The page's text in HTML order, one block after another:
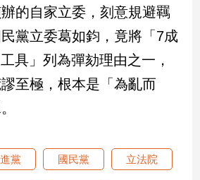
的自家立委，刻意規避羈
黨立委葛如鈞，竟將「7成
具」列為彈劾理由之一，
至極，根本是「為亂而
黨 國民黨 立法院